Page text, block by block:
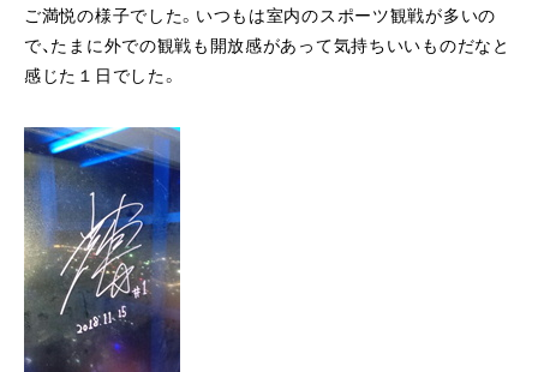
ご満悦の様子でした。いつもは室内のスポーツ観戦が多いの
で、たまに外での観戦も開放感があって気持ちいいものだなと
感じた１日でした。